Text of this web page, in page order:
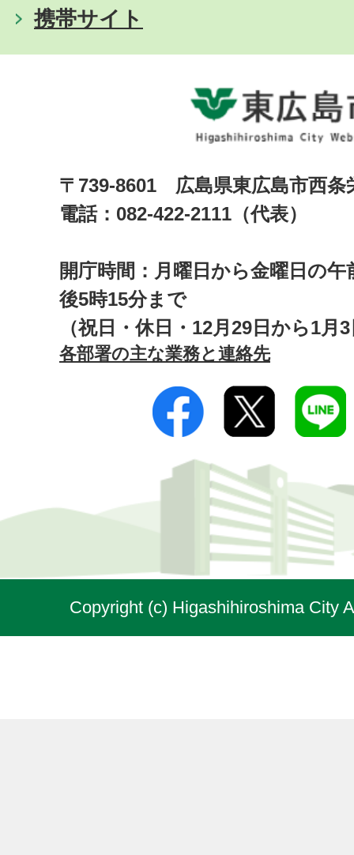
携帯サイト
〒739-8601 広島県東広島市西
電話：082-422-2111（代表）
開庁時間：月曜日から金曜日の午
後5時15分まで
（祝日・休日・12月29日から1月
各部署の主な業務と連絡先
Copyright (c) Higashihiroshima City